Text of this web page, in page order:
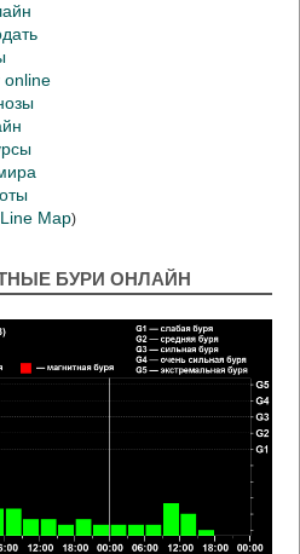
online
Map)
БУРИ ОНЛАЙН